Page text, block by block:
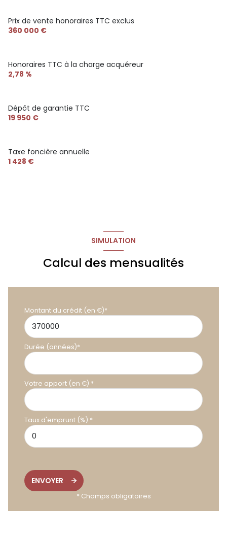
Prix de vente honoraires TTC exclus
360 000 €
Honoraires TTC à la charge acquéreur
2,78 %
Dépôt de garantie TTC
19 950 €
Taxe foncière annuelle
1 428 €
SIMULATION
Calcul des mensualités
Montant du crédit (en €)*
Durée (années)*
Votre apport (en €) *
Taux d'emprunt (%) *
ENVOYER
* Champs obligatoires